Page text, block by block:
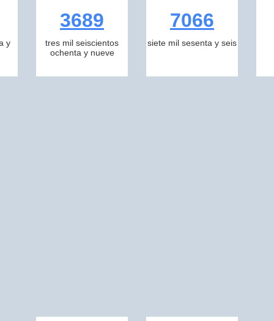
y
3689
tres mil seiscientos
ochenta y nueve
7066
siete mil sesenta y seis